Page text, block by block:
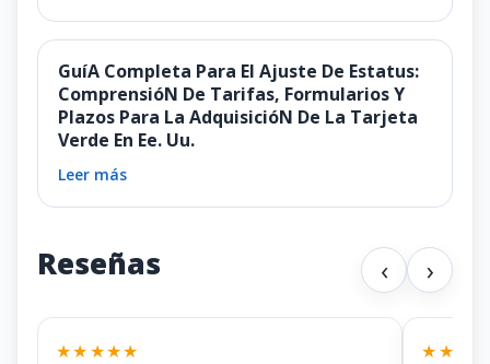
GuíA Completa Para El Ajuste De Estatus:
ComprensióN De Tarifas, Formularios Y
Plazos Para La AdquisicióN De La Tarjeta
Verde En Ee. Uu.
Leer más
Reseñas ‹ ›
★★★★★